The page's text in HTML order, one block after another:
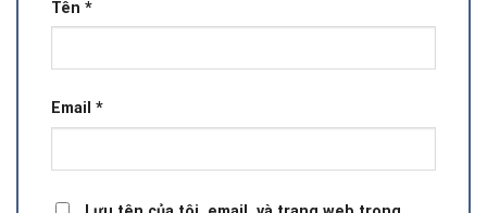
Tên *
Email *